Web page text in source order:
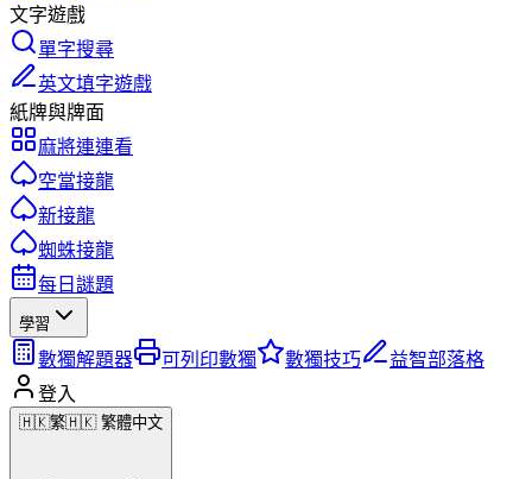
文字遊戲
單字搜尋
英文填字遊戲
紙牌與牌面
麻將連連看
空當接龍
新接龍
蜘蛛接龍
每日謎題
學習
數獨解題器 可列印數獨 數獨技巧
益智部落格
登入
🇭🇰繁🇭🇰 繁體中文